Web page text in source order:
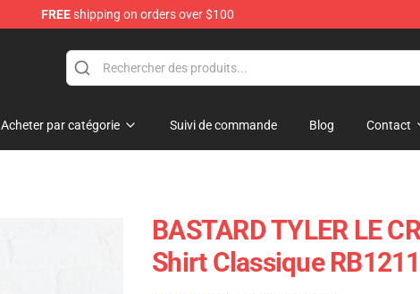
FREEshipping on orders over $100
Acheter par catégorie Suivi de commande Blog Contact
BASTARD TYLER LE
Shirt Classique RB1211